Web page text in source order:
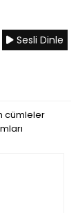
Sesli Dinle
cümleler